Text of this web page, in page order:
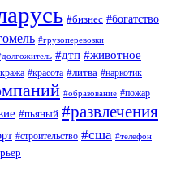
#бизнес #богатство
#грузоперевозки
#дтп #животное
#красота #литва #наркотик
#образование #пожар
#пьяный #развлечения
#строительство #сша #телефон